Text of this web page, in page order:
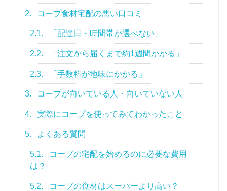
2. コープ食材宅配の悪い口コミ
2.1. 「配達日・時間帯が選べない」
2.2. 「注文から届くまで約1週間かかる」
2.3. 「手数料が地味にかかる」
3. コープが向いている人・向いていない人
4. 実際にコープを使ってみてわかったこと
5. よくある質問
5.1.
コープの宅配を始めるのに必要な費用
は？
5.2. コープの食材はスーパーより高い？